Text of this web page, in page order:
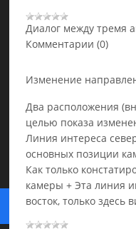
Диалог между тремя
Комментарии (0)
Изменение
Два расположения
целью показа
Линия интереса
основных позиции
Как только
камеры + Эта линия
восток, только